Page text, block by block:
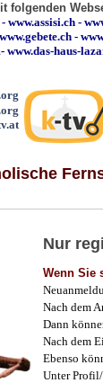
folgenden
- www.assisi.ch -
www.gebete.ch -
- www.das-haus-
Nur
Wenn Sie
Nach dem
Dann
Nach dem
Ebenso
Unter